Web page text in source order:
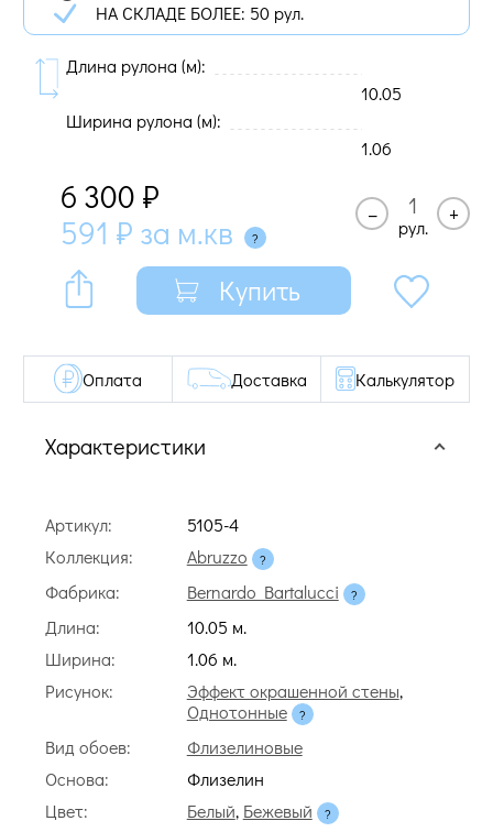
НА СКЛАДЕ БОЛЕЕ: 50 рул.
Длина рулона (м):
10.05
Ширина рулона (м):
1.06
6 300 ₽
591 ₽ за м.кв –
рул.
+
Купить
Характеристики
Артикул:
5105-4
Коллекция:
Abruzzo
Фабрика:
Bernardo Bartalucci
Длина:
10.05 м.
Ширина:
1.06 м.
Рисунок:
Эффект окрашенной стены,
Однотонные
Вид обоев:
Флизелиновые
Основа:
Флизелин
Цвет:
Белый, Бежевый
Оплата Доставка Калькулятор